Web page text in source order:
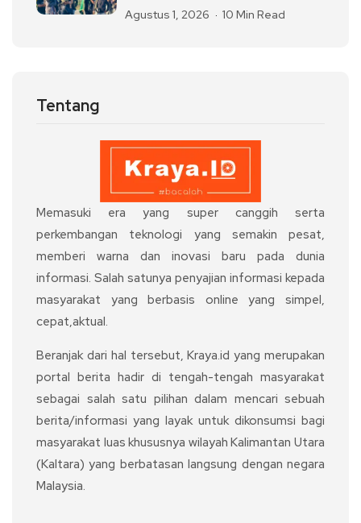
Agustus 1, 2026 10 Min Read
Tentang
Memasuki era yang super canggih serta
perkembangan teknologi yang semakin pesat,
memberi warna dan inovasi baru pada dunia
informasi. Salah satunya penyajian informasi kepada
masyarakat yang berbasis online yang simpel,
cepat,aktual.
Beranjak dari hal tersebut, Kraya.id yang merupakan
portal berita hadir di tengah-tengah masyarakat
sebagai salah satu pilihan dalam mencari sebuah
berita/informasi yang layak untuk dikonsumsi bagi
masyarakat luas khususnya wilayah Kalimantan Utara
(Kaltara) yang berbatasan langsung dengan negara
Malaysia.